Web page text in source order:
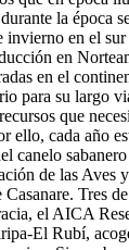
la época
invierno en el
en
en el
para su largo
que
cada año
canelo
de las Aves
Tres
el AICA
El Rubí,